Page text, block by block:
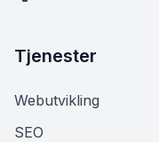
Tjenester
Webutvikling
SEO